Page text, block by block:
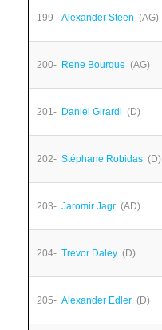
199- Alexander Steen (AG)
200- Rene Bourque (AG)
201- Daniel Girardi (D)
202- Stéphane Robidas (D)
203- Jaromir Jagr (AD)
204- Trevor Daley (D)
205- Alexander Edler (D)